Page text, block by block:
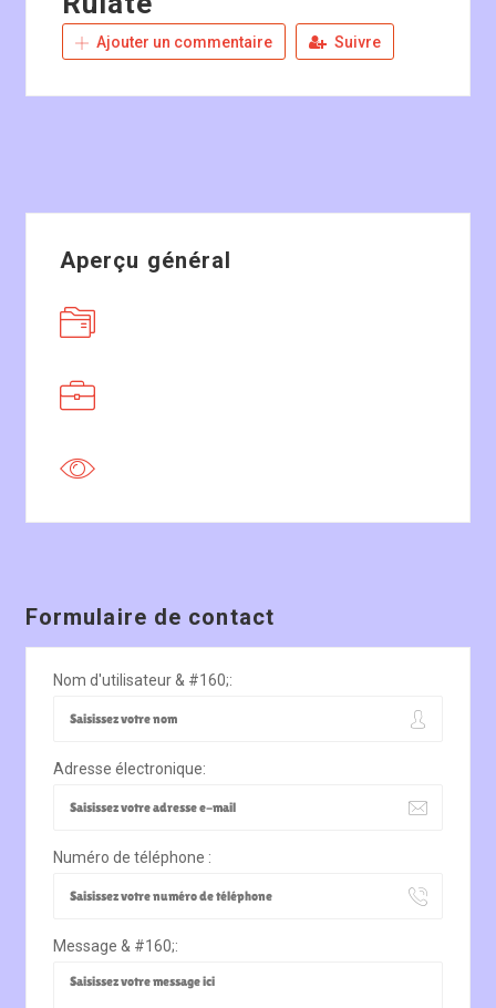
Ajouter un commentaire Suivre
Aperçu général
Formulaire de contact
Nom d'utilisateur & #160;:
Adresse électronique:
Numéro de téléphone :
Message & #160;: